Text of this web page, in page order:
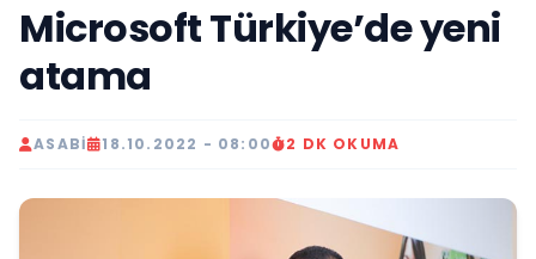
Microsoft Türkiye’de yeni
atama
ASABI 18.10.2022 - 08:00 2 DK OKUMA